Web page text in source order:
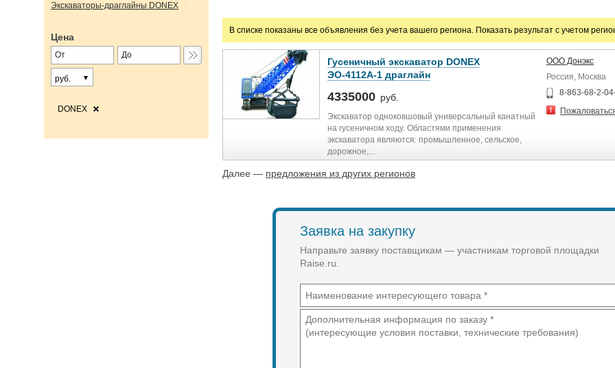
Экскаваторы-драглайны DONEX
Цена
руб.
DONEX
В списке показаны все объявления без учета вашего региона. Показать результат с учетом
Гусеничный экскаватор DONEX
ЭО-4112А-1 драглайн
4335000 руб.
Экскаватор одноковшовый универсальный канатный
на гусеничном ходу. Областями применения
экскаватора являются: промышленное, сельское,
дорожное,...
ООО Донэкс
Россия, Москва
8-863-68-2-
Далее — предложения из других регионов
Заявка на закупку
Направьте заявку поставщикам — участникам торговой площадки
Raise.ru.